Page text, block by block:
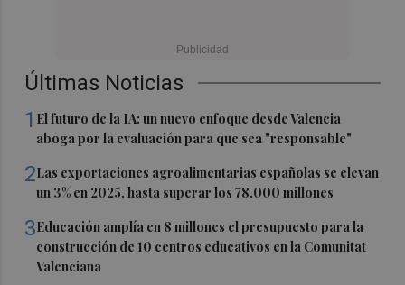
Últimas Noticias
1 El futuro de la IA: un nuevo enfoque desde Valencia
aboga por la evaluación para que sea "responsable"
2Las exportaciones agroalimentarias españolas se elevan
un 3% en 2025, hasta superar los 78.000 millones
3Educación amplía en 8 millones el presupuesto para la
construcción de 10 centros educativos en la Comunitat
Valenciana